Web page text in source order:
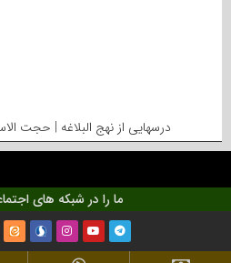
درسهایی از نهج البلاغه | حجت
ما را در شبکه های